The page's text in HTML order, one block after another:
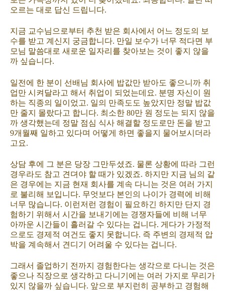
오르는 대로 답신 드립니다.
지금 교수님으로부터 추천 받은 회사에서 어느 정도의 보
수를 받고 계신지 궁금합니다. 만일 보수가 너무 적다면 부
모님 말씀대로 새로운 일자리를 찾아보는 것이 좋지 않을
까 싶습니다.
일전에 한 분이 선배님 회사에 밥값만 받아도 좋으니까 취
업만 시켜달라고 해서 취업이 되었는데요. 분명 자신이 원
하는 직종의 일이었고. 일의 만족도도 높았지만 정말 밥값
만 줄지 몰랐다고 합니다. 최소한 80만 원 정도는 되지 않을
까 생각했는데 정말 점심 식사 해결할 정도로만 돈을 받고
9개월째 일하고 있다며 어떻게 하면 좋을지 물어보시더라
고요.
상담 후에 그 분은 당장 그만두셨죠. 물론 상황에 따라 그런
경우라도 참고 견뎌야 할 때가 있겠죠. 하지만 지금 님의 같
은 경우에는 지금 현재 회사를 계속 다니는 것은 여러 가지
로 불리해 보입니다. 무엇보다 본인의 나이가 경력에 비해
너무 많습니다. 이런저런 경험이 필요하긴 하지만 단지 경
험하기 위해서 시간을 보내기에는 경쟁자들에 비해 너무
아까운 시간들이 흘러갈 수 있다는 겁니다. 게다가 가정적
으로도 경제적 여건도 좋지 못합니다. 즉 주변의 경제적 압
박을 계속해서 견디기 어려울 수 있다는 겁니다.
그래서 졸업하기 전까지 경험한다는 생각으로 다니는 것은
좋으나 직장으로 생각하고 다니기에는 여러 가지로 무리가
있지 않을까 싶습니다. 앞으로 부지런히 공부하고 경험해